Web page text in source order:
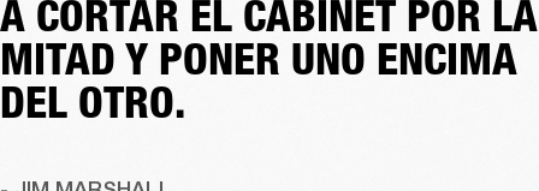
A CORTAR EL CABINET POR LA
MITAD Y PONER UNO ENCIMA
DEL OTRO.